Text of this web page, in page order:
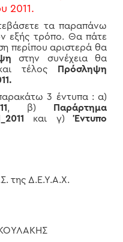
2011.
τα παραπάνω
εξής τρόπο. Θα πάτε
περίπου αριστερά θα
στην συνέχεια θα
τέλος
Πρόσληψη
3 έντυπα : α)
, β)
Παράρτημα
και γ)Έντυπο
της Δ.Ε.Υ.Α.Χ.